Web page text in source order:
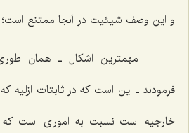
و این وصف شیئیت در آنجا ممتنع است؛
مهمترین اشكال ـ همان
فرمودند ـ این است كه در ثابتات ازلیه
خارجیه است نسبت به امورى است كه